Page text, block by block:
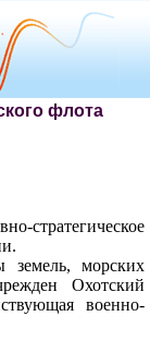
флота
стратегическое
морских
Охотский
военно-